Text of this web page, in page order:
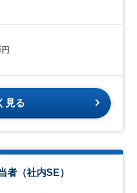
円
見る
者（社内SE）